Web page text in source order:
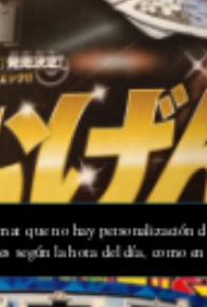
que no hay
según la hora del día, como